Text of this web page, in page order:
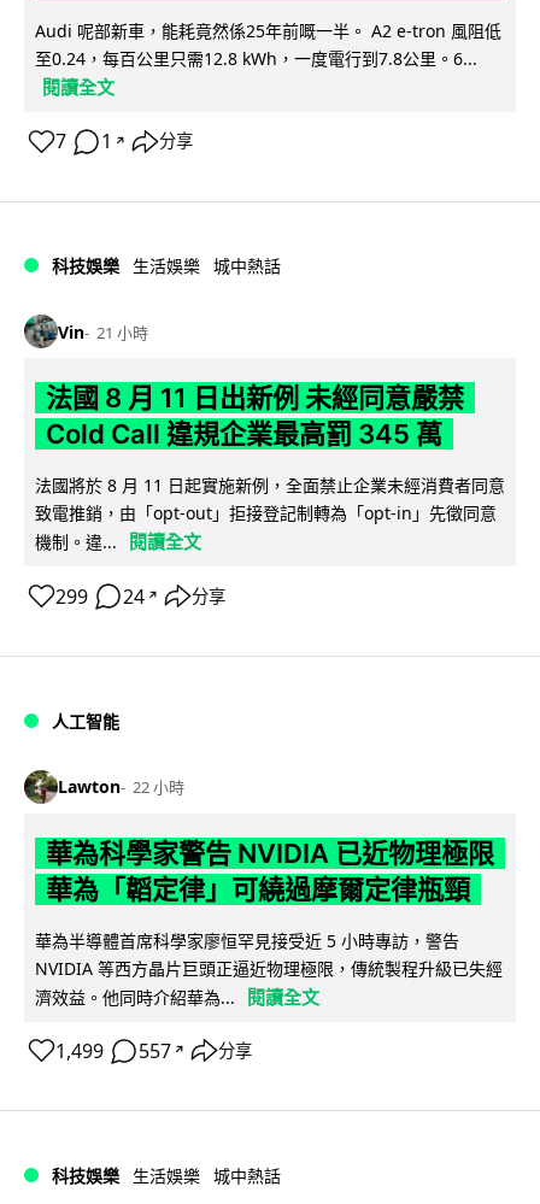
Audi 呢部新車，能耗竟然係25年前嘅一半。 A2 e-tron 風阻低
至0.24，每百公里只需12.8 kWh，一度電行到7.8公里。6...
閱讀全文
7 1 ↗ 分享
科技娛樂 生活娛樂 城中熱話
Vin 21 小時
法國 8 月 11 日出新例 未經同意嚴禁
Cold Call 違規企業最高罰 345 萬
法國將於 8 月 11 日起實施新例，全面禁止企業未經消費者同意
致電推銷，由「opt-out」拒接登記制轉為「opt-in」先徵同意
機制。違...
閱讀全文
299 24 ↗ 分享
人工智能
Lawton 22 小時
華為科學家警告 NVIDIA 已近物理極限
華為「韜定律」可繞過摩爾定律瓶頸
華為半導體首席科學家廖恒罕見接受近 5 小時專訪，警告
NVIDIA 等西方晶片巨頭正逼近物理極限，傳統製程升級已失經
濟效益。他同時介紹華為...
閱讀全文
1,499 557 ↗ 分享
科技娛樂 生活娛樂 城中熱話